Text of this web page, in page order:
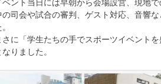
の司会や試合の審判、ゲスト対応、音響
さに「学生たちの手でスポーツイベント
りました。